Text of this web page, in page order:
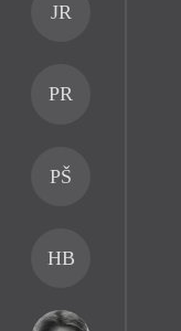
JR
PR
PŠ
HB